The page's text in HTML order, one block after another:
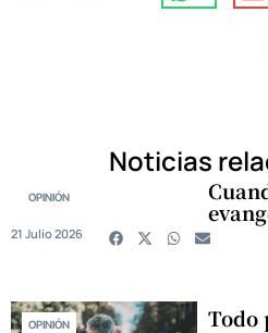
Noticias
OPINIÓN
21 Julio 2026
OPINIÓN Todo